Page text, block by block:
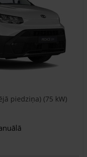
piedziņa) (75 kW)